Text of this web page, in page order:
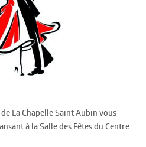
La Chapelle Saint Aubin vous
à la Salle des Fêtes du Centre